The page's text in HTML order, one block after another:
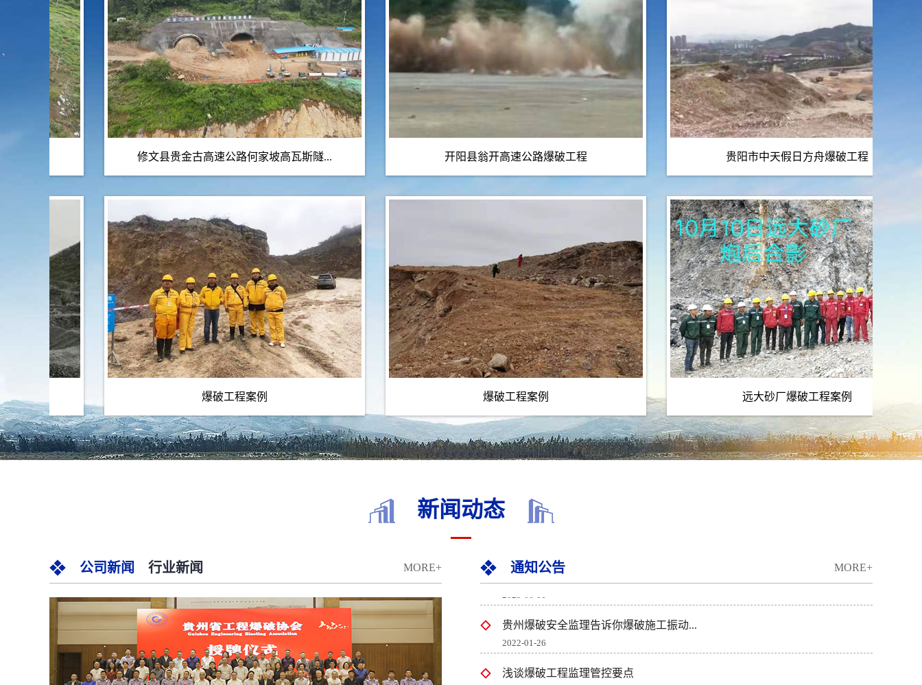
修文县贵金古高速公路何家坡高瓦斯隧... 开阳县翁开高速公路爆破工程 贵阳市中天假日方舟爆破工程
爆破工程案例 爆破工程案例 远大砂厂爆破工程案例
新闻动态
公司新闻 行业新闻 MORE+ 通知公告 MORE+
贵州爆破安全监理解析矿山安全检查内...
2019-12-05
贵州爆破安全评估浅谈水下爆破作业施工安全
岩土工程的分类，你了解多少，环境岩...
2025-08-12
2025-06-11
贵州爆破安全监理告诉你爆破施工振动...
2022-01-26
浅谈爆破工程监理管控要点
2021-10-28